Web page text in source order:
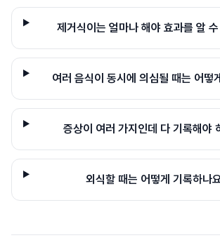
제거식이는 얼마나 해야 효과를 알
여러 음식이 동시에 의심될 때는 어떻
증상이 여러 가지인데 다 기록해야
외식할 때는 어떻게 기록하나